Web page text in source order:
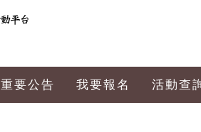
重要公告 我要報名 活動查